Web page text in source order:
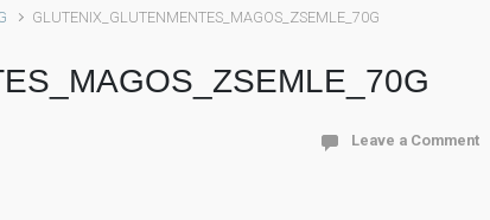
GLUTENIX_GLUTENMENTES_MAGOS_ZSEMLE_70G
Leave a Comment